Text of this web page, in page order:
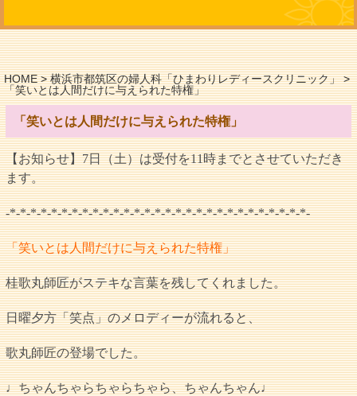
HOME>横浜市都筑区の婦人科「ひまわりレディースクリニック」>
「笑いとは人間だけに与えられた特権」
「笑いとは人間だけに与えられた特権」
【お知らせ】7日（土）は受付を11時までとさせていただき
ます。
-*-*-*-*-*-*-*-*-*-*-*-*-*-*-*-*-*-*-*-*-*-*-*-*-*-*-*-*-*-
「笑いとは人間だけに与えられた特権」
桂歌丸師匠がステキな言葉を残してくれました。
日曜夕方「笑点」のメロディーが流れると、
歌丸師匠の登場でした。
♩ちゃんちゃらちゃらちゃら、ちゃんちゃん♩